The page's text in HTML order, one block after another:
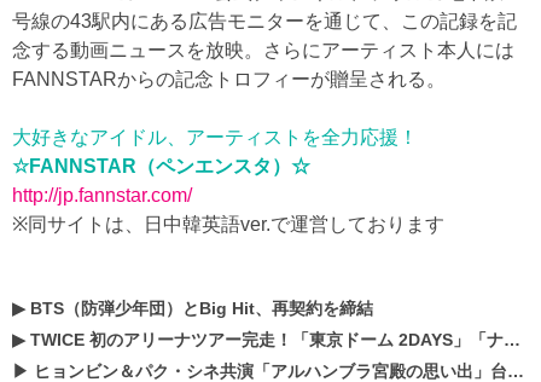
号線の43駅内にある広告モニターを通じて、この記録を記
念する動画ニュースを放映。さらにアーティスト本人には
FANNSTARからの記念トロフィーが贈呈される。
大好きなアイドル、アーティストを全力応援！
☆FANNSTAR（ペンエンスタ）☆
http://jp.fannstar.com/
※同サイトは、日中韓英語ver.で運営しております
▶ BTS（防弾少年団）とBig Hit、再契約を締結
▶TWICE 初のアリーナツアー完走！「東京ドーム 2DAYS」「ナゴヤドーム1DAY」「京セラドーム1DAY」2019年ドームツアー開催決定！！
▶ ヒョンビン＆パク・シネ共演「アルハンブラ宮殿の思い出」台本読み現場を公開